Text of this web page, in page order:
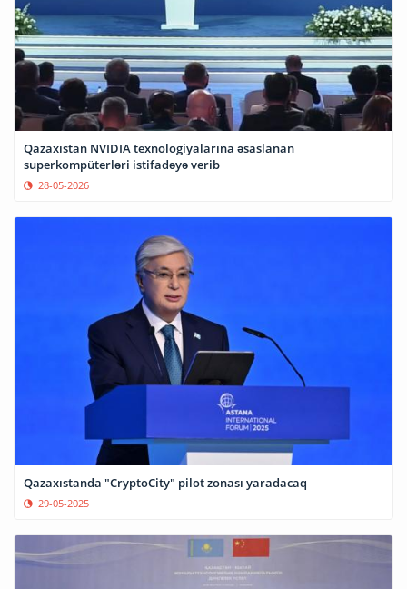
Qazaxıstan NVIDIA texnologiyalarına əsaslanan
superkompüterləri istifadəyə verib
28-05-2026
Qazaxıstanda "CryptoCity" pilot zonası yaradacaq
29-05-2025